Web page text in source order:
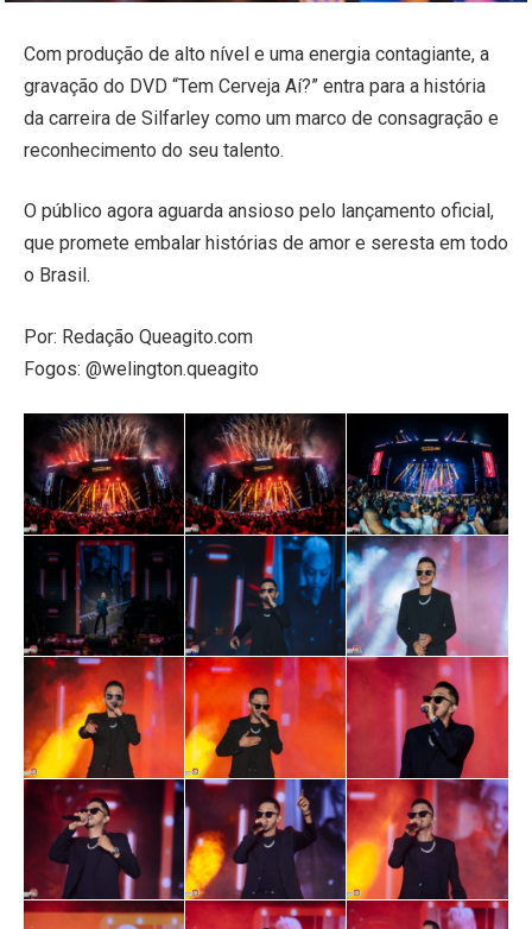
Com produção de alto nível e uma energia contagiante, a
gravação do DVD “Tem Cerveja Aí?” entra para a história
da carreira de Silfarley como um marco de consagração e
reconhecimento do seu talento.
O público agora aguarda ansioso pelo lançamento oficial,
que promete embalar histórias de amor e seresta em todo
o Brasil.
Por: Redação Queagito.com
Fogos: @welington.queagito